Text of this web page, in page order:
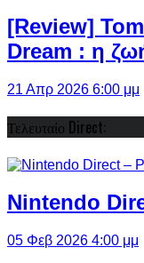
[Review]
Dream : η
21 Απρ 2026 6:00 μμ
Τελευταίο Direct:
Nintendo
05 Φεβ 2026 4:00 μμ